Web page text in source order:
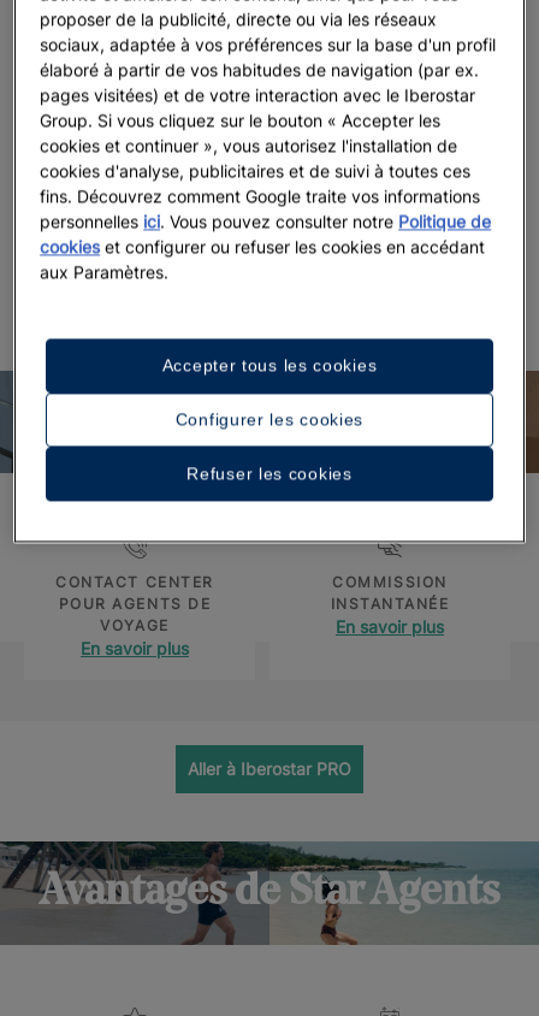
nuits gratuites. Tout cela auMeilleur prix en ligne garanti.
ne manquez pasIberostaragents.com pour trouver en un seul
endroit tout ce dont ont besoin les agents de voyage :
actualités et informations, ressources commerciales et
contacts utiles.
En outre, vous offrirez à vos clients des vacances durables
grâce à notre programmeWave of Change, qui repose sur 3
piliers fondamentaux à nos yeux : l’économie circulaire, la
pêche responsable et la protection du littoral.
Avantages d’Iberostar PRO
CONTACT CENTER
POUR AGENTS DE
VOYAGE
En savoir plus
COMMISSION
INSTANTANÉE
En savoir plus
Aller à Iberostar PRO
Avantages de Star Agents
proposer de la publicité, directe ou via les réseaux
sociaux, adaptée à vos préférences sur la base d'un profil
élaboré à partir de vos habitudes de navigation (par ex.
pages visitées) et de votre interaction avec le Iberostar
Group. Si vous cliquez sur le bouton « Accepter les
cookies et continuer », vous autorisez l'installation de
cookies d'analyse, publicitaires et de suivi à toutes ces
fins. Découvrez comment Google traite vos informations
personnelles ici. Vous pouvez consulter notre Politique de
cookies et configurer ou refuser les cookies en accédant
aux Paramètres.
Configurer les cookies
Refuser les cookies
Accepter tous les cookies